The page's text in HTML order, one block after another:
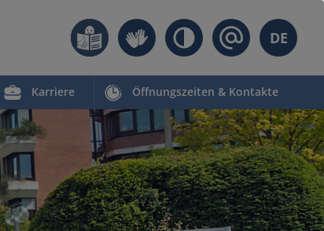
DE
Karriere Öffnungszeiten & Kontakte